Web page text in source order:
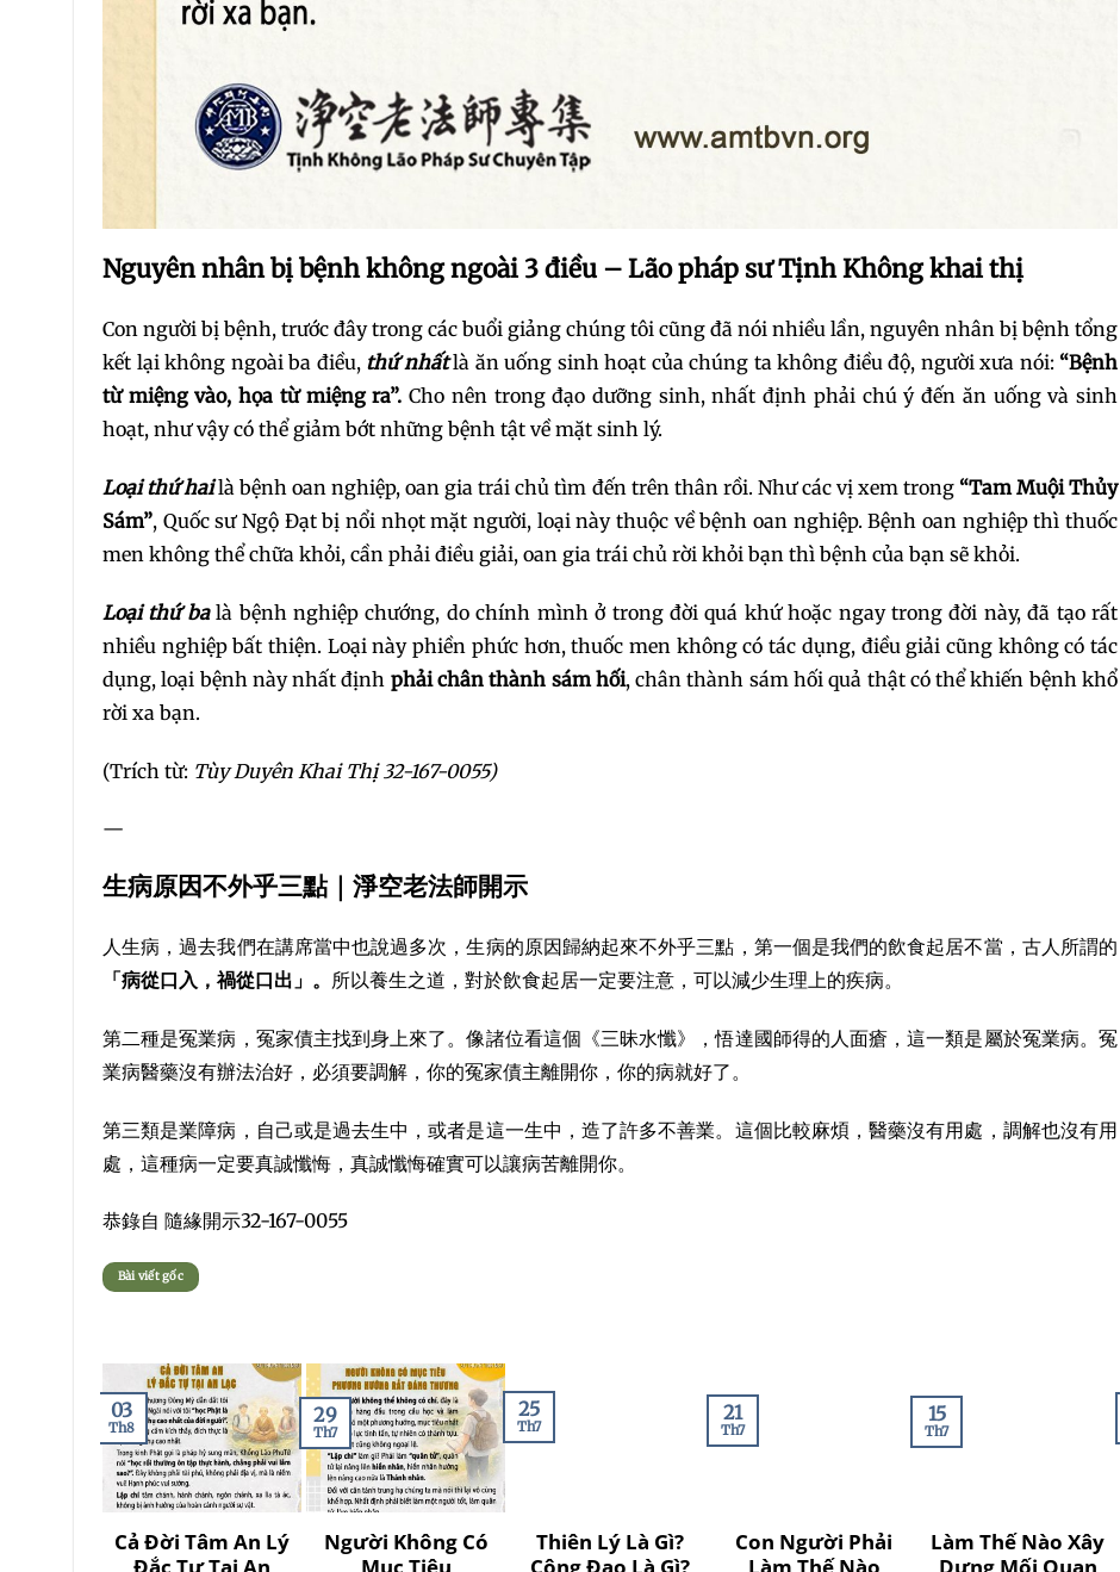
Nguyên nhân bị bệnh không ngoài 3 điều – Lão pháp sư Tịnh Không khai thị
Con người bị bệnh, trước đây trong các buổi giảng chúng tôi cũng đã nói nhiều lần, nguyên nhân bị bệnh tổng
kết lại không ngoài ba điều,thứ nhất là ăn uống sinh hoạt của chúng ta không điều độ, người xưa nói: “Bệnh
từ miệng vào, họa từ miệng ra”. Cho nên trong đạo dưỡng sinh, nhất định phải chú ý đến ăn uống và sinh
hoạt, như vậy có thể giảm bớt những bệnh tật về mặt sinh lý.
Loại thứ hailà bệnh oan nghiệp, oan gia trái chủ tìm đến trên thân rồi. Như các vị xem trong “Tam Muội Thủy
Sám”, Quốc sư Ngộ Đạt bị nổi nhọt mặt người, loại này thuộc về bệnh oan nghiệp. Bệnh oan nghiệp thì thuốc
men không thể chữa khỏi, cần phải điều giải, oan gia trái chủ rời khỏi bạn thì bệnh của bạn sẽ khỏi.
Loại thứ balà bệnh nghiệp chướng, do chính mình ở trong đời quá khứ hoặc ngay trong đời này, đã tạo rất
nhiều nghiệp bất thiện. Loại này phiền phức hơn, thuốc men không có tác dụng, điều giải cũng không có tác
dụng, loại bệnh này nhất định phải chân thành sám hối, chân thành sám hối quả thật có thể khiến bệnh khổ
rời xa bạn.
(Trích từ: Tùy Duyên Khai Thị 32-167-0055)
—
生病原因不外乎三點｜淨空老法師開示
人生病，過去我們在講席當中也說過多次，生病的原因歸納起來不外乎三點，第一個是我們的飲食起居不當，古人所謂的
「病從口入，禍從口出」。 所以養生之道，對於飲食起居一定要注意，可以減少生理上的疾病。
第二種是冤業病，冤家債主找到身上來了。像諸位看這個《三昧水懺》，悟達國師得的人面瘡，這一類是屬於冤業病。冤
業病醫藥沒有辦法治好，必須要調解，你的冤家債主離開你，你的病就好了。
第三類是業障病，自己或是過去生中，或者是這一生中，造了許多不善業。這個比較麻煩，醫藥沒有用處，調解也沒有用
處，這種病一定要真誠懺悔，真誠懺悔確實可以讓病苦離開你。
恭錄自 隨緣開示32-167-0055
Bài viết gốc
Cả Đời Tâm An Lý
Đắc Tự Tại An
03
Th8
Người Không Có
Mục Tiêu
29
Th7
Thiên Lý Là Gì?
Công Đạo Là Gì?
25
Th7
Con Người Phải
Làm Thế Nào
21
Th7
Làm Thế Nào Xây
Dựng Mối Quan
15
Th7